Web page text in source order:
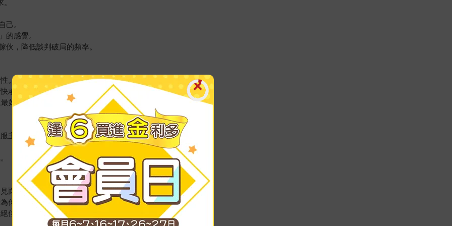
己。
的感覺。
，降低談判破局的頻率。
。
承諾！
好。
主管與部下！
面的期待。
你費心費力。
佳機會。